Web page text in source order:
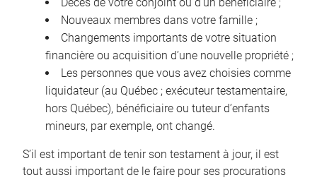
Nouveaux membres dans votre famille ;
Changements importants de votre situation
financière ou acquisition d’une nouvelle propriété ;
Les personnes que vous avez choisies comme
liquidateur (au Québec ; exécuteur testamentaire,
hors Québec), bénéficiaire ou tuteur d’enfants
mineurs, par exemple, ont changé.
S’il est important de tenir son testament à jour, il est
tout aussi important de le faire pour ses procurations